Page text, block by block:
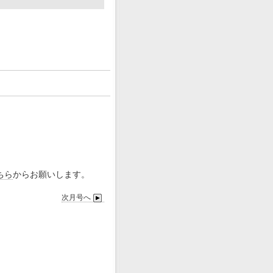
らからお願いします。
次月号へ